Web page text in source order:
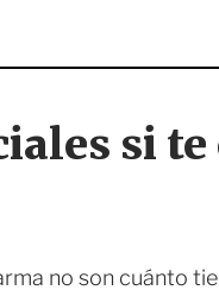
si
no son cuánto